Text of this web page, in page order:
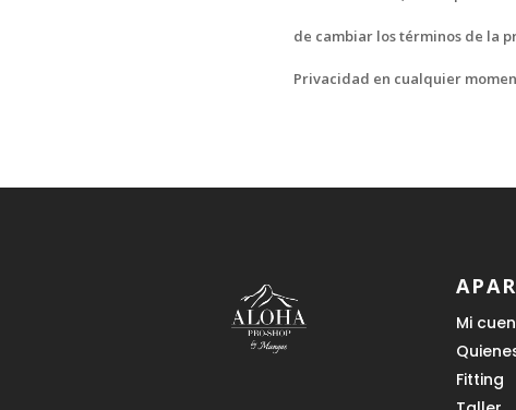
de cambiar los términos de la
Privacidad en cualquier
Mi
Fitting